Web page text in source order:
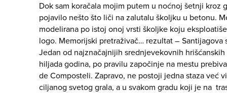
Dok sam koračala mojim putem u noćnoj šetnji kroz
pojavilo nešto što liči na zalutalu školjku u betonu.
modelirana po istoj onoj vrsti školjke koju
logo. Memorijski pretraživač… rezultat – Santijagova
Jedan od najznačajnijih srednjevekovnih
hiljada godina, po pravilu započinje na mestu
de Composteli. Zapravo, ne postoji jedna staza već
ciljanog svetog grala, a u svakom gradu koji je na